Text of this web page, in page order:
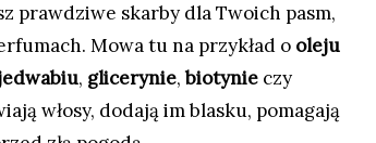
prawdziwe skarby dla Twoich pasm,
Mowa tu na przykład o oleju
, glicerynie,biotynie czy
włosy, dodają im blasku, pomagają